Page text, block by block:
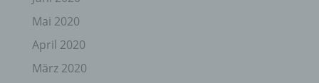
Mai 2020
April 2020
März 2020